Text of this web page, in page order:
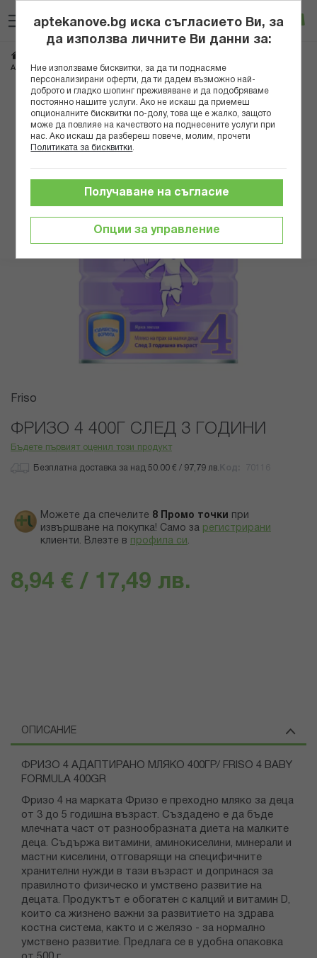
към
съдържанието
Вход
Адаптирани млека
ФРИЗО 4 400Г СЛЕД 3 ГОДИНИ
Преминете
края
изображенията
Преминете
началото
Friso
ФРИЗО 4 400Г СЛЕД 3 ГОДИНИ
Бъдете първият оценил този продукт
Безплатна доставка за над 50.00 € / 97,79 лв.
Можете да спечелите 8 Промо точки
при
извършване на покупка! Само за регистрирани
клиенти. Влезте в профила си .
8,94 € / 17,49 лв.
ОПИСАНИЕ
ФРИЗО 4 АДАПТИРАНО МЛЯКО 400ГР/ FRISO 4 BABY
FORMULA 400GR
Фризо 4 на марката Фризо е преходно мляко за деца
от 3 до 5 годишна възраст. Създадено е да бъде
млечната част от разнообразната диета на малките
деца. Съдържа витамини, аминокиселини, минерали и
мастни киселини, отговарящи на специфичните
хранителни нужди в тази възраст и допринася за
правилното физическо и умствено развитие на
децата. Продуктът е обогатен с калций и витамин D,
които са жизнено важни за развитието на здрава
костна система, както и с желязо - за нормално
умствено развитие. Предлага се в удобна опаковка
aptekanove.bg иска съгласието Ви, за
да използва личните Ви данни за:
Ние използваме бисквитки, за да ти поднасяме
персонализирани оферти, да ти дадем възможно най-
доброто и гладко шопинг преживяване и да подобряваме
постоянно нашите услуги. Ако не искаш да приемеш
опционалните бисквитки по-долу, това ще е жалко, защото
може да повлияе на качеството на поднесените услуги при
нас. Ако искаш да разбереш повече, молим, прочети
Политиката за бисквитки
Опции за управление
Получаване на съгласие